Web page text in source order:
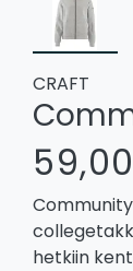
CRAFT
hetkiin